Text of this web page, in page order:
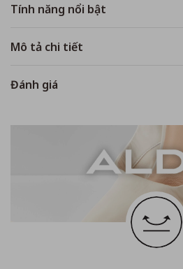
Tính năng nổi bật
Mô tả chi tiết
Đánh giá